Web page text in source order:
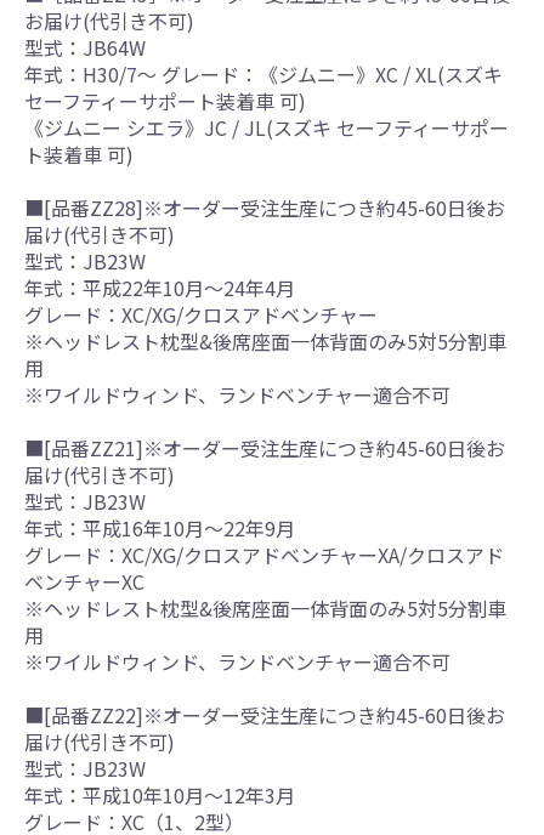
お届け(代引き不可)
型式：JB64W
年式：H30/7～ グレード：《ジムニー》XC / XL(スズキ
セーフティーサポート装着車 可)
《ジムニー シエラ》JC / JL(スズキ セーフティーサポー
ト装着車 可)
■[品番ZZ28]※オーダー受注生産につき約45-60日後お
届け(代引き不可)
型式：JB23W
年式：平成22年10月～24年4月
グレード：XC/XG/クロスアドベンチャー
※ヘッドレスト枕型&後席座面一体背面のみ5対5分割車
用
※ワイルドウィンド、ランドベンチャー適合不可
■[品番ZZ21]※オーダー受注生産につき約45-60日後お
届け(代引き不可)
型式：JB23W
年式：平成16年10月～22年9月
グレード：XC/XG/クロスアドベンチャーXA/クロスアド
ベンチャーXC
※ヘッドレスト枕型&後席座面一体背面のみ5対5分割車
用
※ワイルドウィンド、ランドベンチャー適合不可
■[品番ZZ22]※オーダー受注生産につき約45-60日後お
届け(代引き不可)
型式：JB23W
年式：平成10年10月～12年3月
グレード：XC（1、2型）